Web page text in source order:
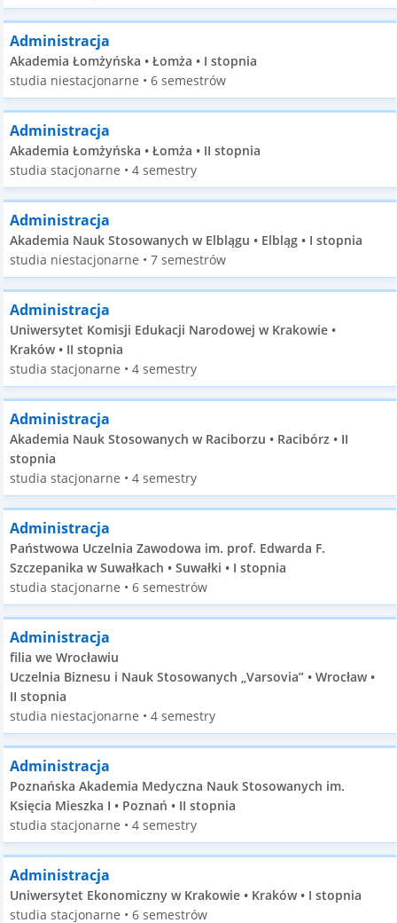
Administracja
Akademia Łomżyńska • Łomża • I stopnia
studia niestacjonarne • 6 semestrów
Administracja
Akademia Łomżyńska • Łomża • II stopnia
studia stacjonarne • 4 semestry
Administracja
Akademia Nauk Stosowanych w Elblągu • Elbląg • I stopnia
studia niestacjonarne • 7 semestrów
Administracja
Uniwersytet Komisji Edukacji Narodowej w Krakowie •
Kraków • II stopnia
studia stacjonarne • 4 semestry
Administracja
Akademia Nauk Stosowanych w Raciborzu • Racibórz • II
stopnia
studia stacjonarne • 4 semestry
Administracja
Państwowa Uczelnia Zawodowa im. prof. Edwarda F.
Szczepanika w Suwałkach • Suwałki • I stopnia
studia stacjonarne • 6 semestrów
Administracja
filia we Wrocławiu
Uczelnia Biznesu i Nauk Stosowanych „Varsovia” • Wrocław •
II stopnia
studia niestacjonarne • 4 semestry
Administracja
Poznańska Akademia Medyczna Nauk Stosowanych im.
Księcia Mieszka I • Poznań • II stopnia
studia stacjonarne • 4 semestry
Administracja
Uniwersytet Ekonomiczny w Krakowie • Kraków • I stopnia
studia stacjonarne • 6 semestrów